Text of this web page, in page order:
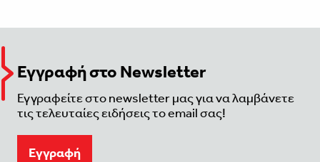
Εγγραφή στο Newsletter
Εγγραφείτε στο newsletter μας για να λαμβάνετε
τις τελευταίες ειδήσεις το email σας!
Eγγραφή